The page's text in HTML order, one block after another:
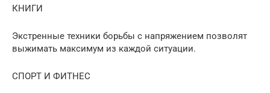
КНИГИ
Экстренные техники борьбы с напряжением позволят
выжимать максимум из каждой ситуации.
СПОРТ И ФИТНЕС